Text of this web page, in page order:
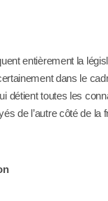
entièrement la
dans le
détient toutes les
de l’autre côté de